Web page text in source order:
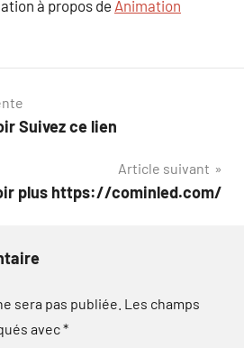
à propos de Animation
Suivez ce lien
Article suivant
plus https://cominled.com/
sera pas publiée. Les champs
avec*